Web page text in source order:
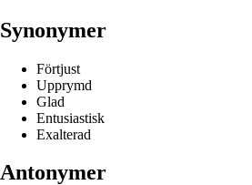
Synonymer
Förtjust
Upprymd
Glad
Entusiastisk
Exalterad
Antonymer